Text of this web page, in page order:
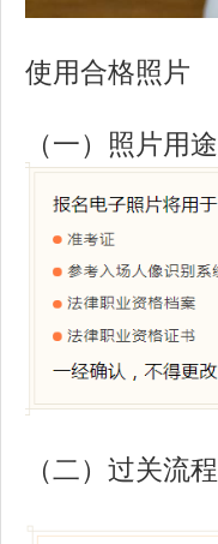
使用合格照片
（一）照片用途
（二）过关流程